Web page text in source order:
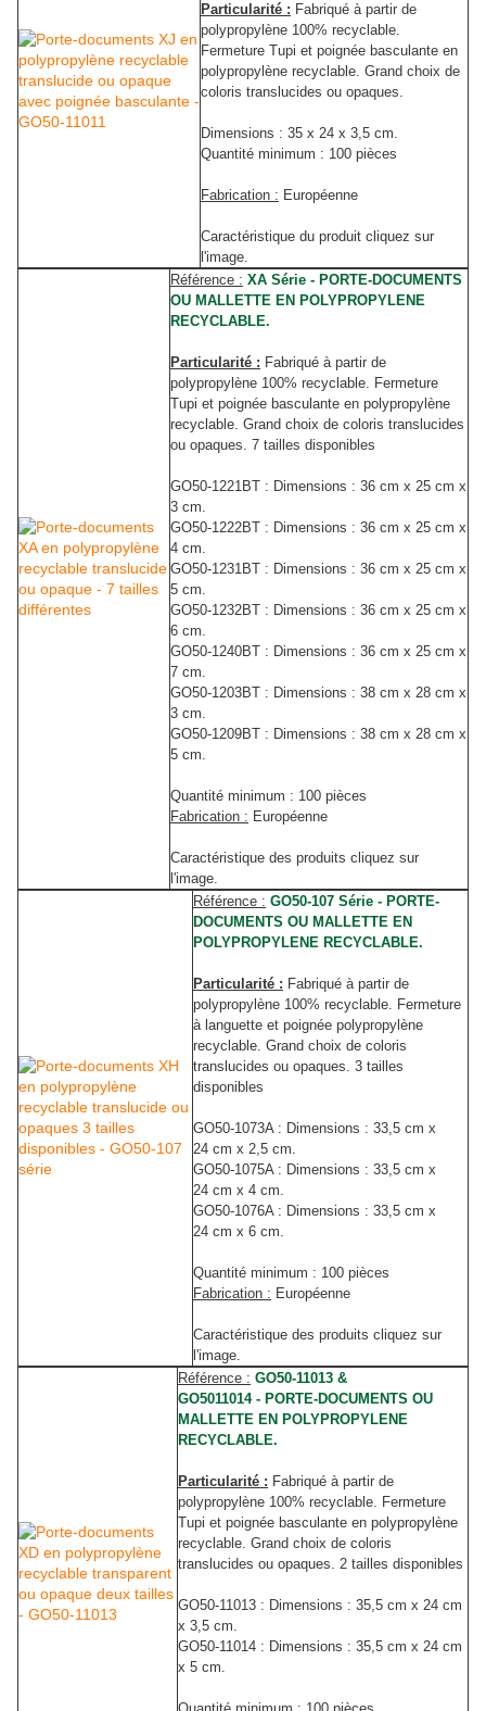
Particularité : Fabriqué à partir de
polypropylène 100% recyclable.
Fermeture Tupi et poignée basculante en
polypropylène recyclable. Grand choix de
coloris translucides ou opaques.
Dimensions : 35 x 24 x 3,5 cm.
Quantité minimum : 100 pièces
Fabrication : Européenne
Caractéristique du produit cliquez sur
l'image.
Référence : XA Série - PORTE-DOCUMENTS
OU MALLETTE EN POLYPROPYLENE
RECYCLABLE.
Particularité : Fabriqué à partir de
polypropylène 100% recyclable. Fermeture
Tupi et poignée basculante en polypropylène
recyclable. Grand choix de coloris translucides
ou opaques. 7 tailles disponibles
GO50-1221BT : Dimensions : 36 cm x 25 cm x
3 cm.
GO50-1222BT : Dimensions : 36 cm x 25 cm x
4 cm.
GO50-1231BT : Dimensions : 36 cm x 25 cm x
5 cm.
GO50-1232BT : Dimensions : 36 cm x 25 cm x
6 cm.
GO50-1240BT : Dimensions : 36 cm x 25 cm x
7 cm.
GO50-1203BT : Dimensions : 38 cm x 28 cm x
3 cm.
GO50-1209BT : Dimensions : 38 cm x 28 cm x
5 cm.
Quantité minimum : 100 pièces
Fabrication : Européenne
Caractéristique des produits cliquez sur
l'image.
Référence : GO50-107 Série - PORTE-
DOCUMENTS OU MALLETTE EN
POLYPROPYLENE RECYCLABLE.
Particularité : Fabriqué à partir de
polypropylène 100% recyclable. Fermeture
à languette et poignée polypropylène
recyclable. Grand choix de coloris
translucides ou opaques. 3 tailles
disponibles
GO50-1073A : Dimensions : 33,5 cm x
24 cm x 2,5 cm.
GO50-1075A : Dimensions : 33,5 cm x
24 cm x 4 cm.
GO50-1076A : Dimensions : 33,5 cm x
24 cm x 6 cm.
Quantité minimum : 100 pièces
Fabrication : Européenne
Caractéristique des produits cliquez sur
l'image.
Référence : GO50-11013 &
GO5011014 - PORTE-DOCUMENTS OU
MALLETTE EN POLYPROPYLENE
RECYCLABLE.
Particularité : Fabriqué à partir de
polypropylène 100% recyclable. Fermeture
Tupi et poignée basculante en polypropylène
recyclable. Grand choix de coloris
translucides ou opaques. 2 tailles disponibles
GO50-11013 : Dimensions : 35,5 cm x 24 cm
x 3,5 cm.
GO50-11014 : Dimensions : 35,5 cm x 24 cm
x 5 cm.